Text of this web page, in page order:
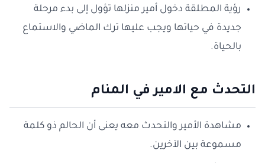
رؤية المطلقة دخول أمير منزلها تؤول إلى بدء مرحلة
جديدة في حياتها ويجب عليها ترك الماضي والاستماع
بالحياة.
التحدث مع الامير في المنام
مشاهدة الأمير والتحدث معه يعنى أن الحالم ذو كلمة
مسموعة بين الآخرين.